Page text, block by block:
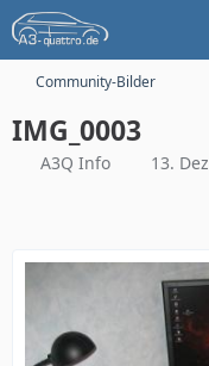
Community-Bilder
IMG_0003
A3Q Info 13.